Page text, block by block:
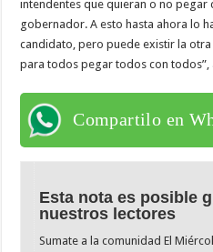
intendentes que quieran o no pegar
gobernador. A esto hasta ahora lo
candidato, pero puede existir la
para todos pegar todos con todos”,
Compartilo en
Esta nota es posible
nuestros lectores
Sumate a la comunidad El